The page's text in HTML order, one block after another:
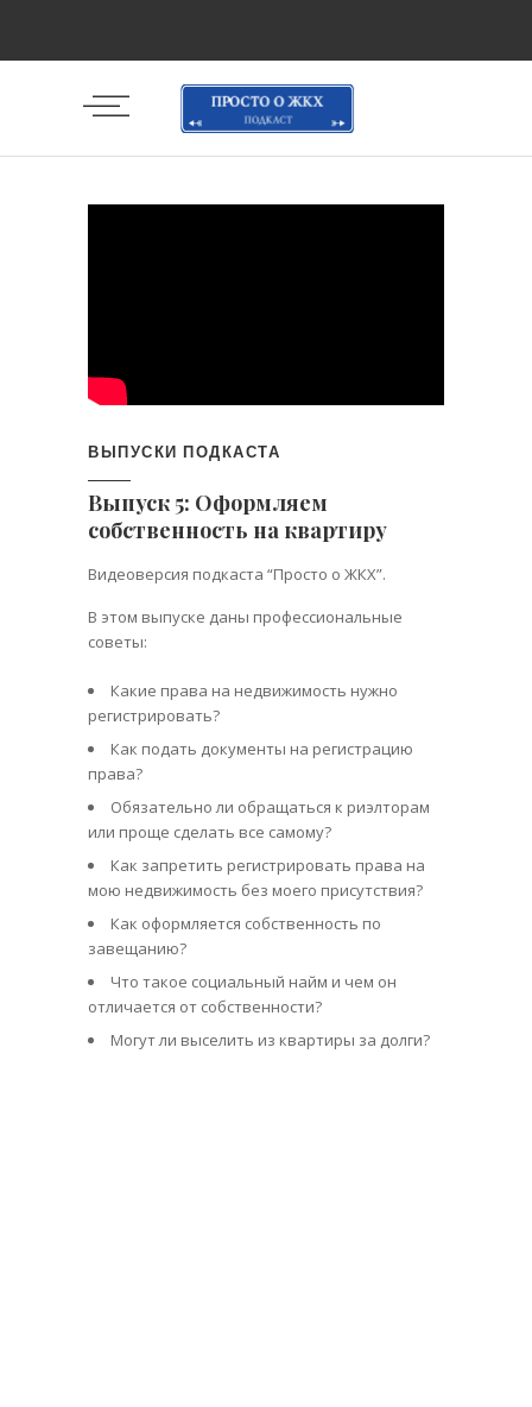
ВЫПУСКИ ПОДКАСТА
Выпуск 5: Оформляем
собственность на квартиру
Видеоверсия подкаста “Просто о ЖКХ”.
В этом выпуске даны профессиональные
советы:
Какие права на недвижимость нужно
регистрировать?
Как подать документы на регистрацию
права?
Обязательно ли обращаться к риэлторам
или проще сделать все самому?
Как запретить регистрировать права на
мою недвижимость без моего присутствия?
Как оформляется собственность по
завещанию?
Что такое социальный найм и чем он
отличается от собственности?
Могут ли выселить из квартиры за долги?